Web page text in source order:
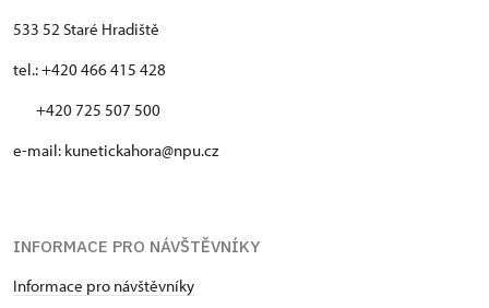
533 52 Staré Hradiště
tel.: +420 466 415 428
+420 725 507 500
e-mail: kunetickahora@npu.cz
INFORMACE PRO NÁVŠTĚVNÍKY
Informace pro návštěvníky